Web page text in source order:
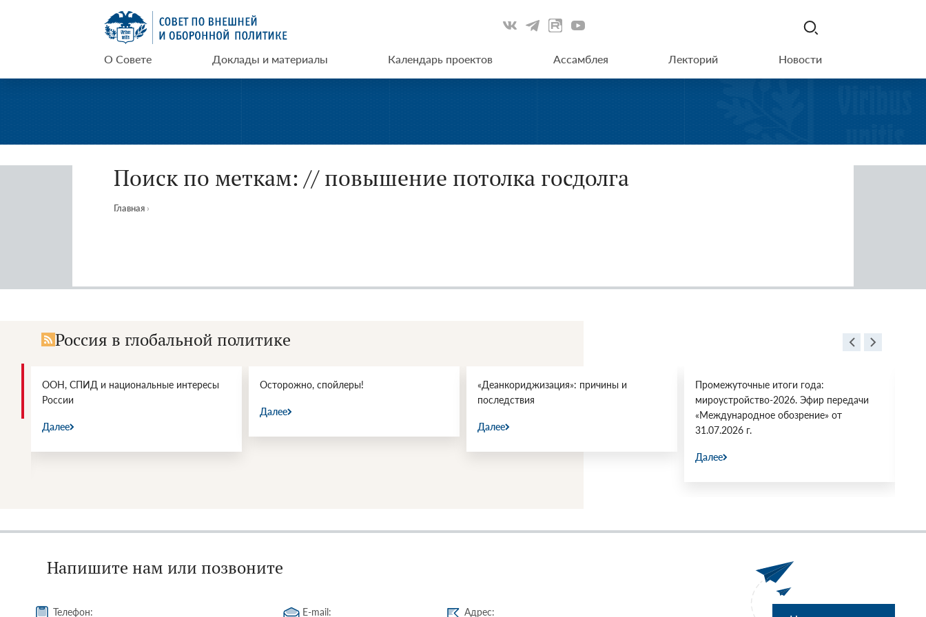
СВОП
О Совете Доклады и материалы Календарь проектов Ассамблея Лекторий Новости
Поиск по меткам: // повышение потолка госдолга
Главная ›
Россия в глобальной политике
ООН, СПИД и национальные интересы
России
Далее
Осторожно, спойлеры!
Далее
«Деанкориджизация»: причины и
последствия
Далее
Промежуточные итоги года:
мироустройство-2026. Эфир передачи
«Международное обозрение» от
31.07.2026 г.
Далее
Напишите нам или позвоните
Телефон: E-mail: Адрес: